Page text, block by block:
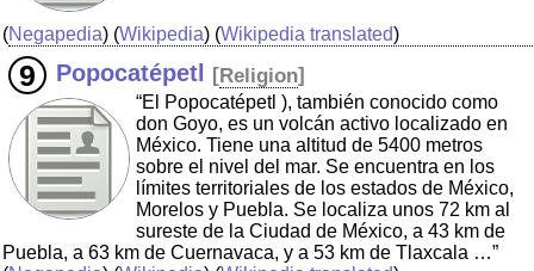
(Negapedia) (Wikipedia) (Wikipedia translated)
Popocatépetl [Religion]
“El Popocatépetl ), también conocido como
don Goyo, es un volcán activo localizado en
México. Tiene una altitud de 5400 metros
sobre el nivel del mar. Se encuentra en los
límites territoriales de los estados de México,
Morelos y Puebla. Se localiza unos 72 km al
sureste de la Ciudad de México, a 43 km de
Puebla, a 63 km de Cuernavaca, y a 53 km de Tlaxcala …”